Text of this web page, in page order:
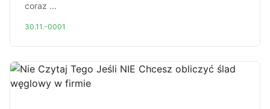
coraz ...
30.11.-0001